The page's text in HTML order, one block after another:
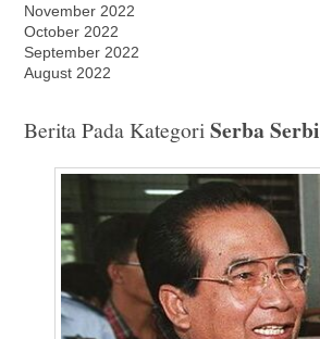
November 2022
October 2022
September 2022
August 2022
Berita Pada KategoriSerba Serbi